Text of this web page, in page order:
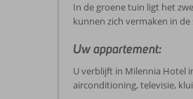
In de groene tuin ligt het
kunnen zich vermaken in
Uw appartement:
U verblijft in Milennia Hotel
airconditioning, televisie,